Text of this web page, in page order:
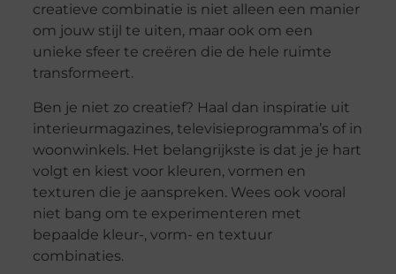
creatieve combinatie is niet alleen een manier
om jouw stijl te uiten, maar ook om een
unieke sfeer te creëren die de hele ruimte
transformeert.
Ben je niet zo creatief? Haal dan inspiratie uit
interieurmagazines, televisieprogramma’s of in
woonwinkels. Het belangrijkste is dat je je hart
volgt en kiest voor kleuren, vormen en
texturen die je aanspreken. Wees ook vooral
niet bang om te experimenteren met
bepaalde kleur-, vorm- en textuur
combinaties.